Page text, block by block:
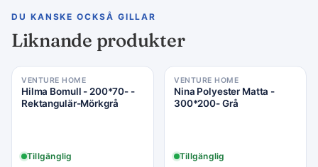
DU KANSKE OCKSÅ GILLAR
Liknande produkter
VENTURE HOME
Hilma Bomull - 200*70- -
Rektangulär-Mörkgrå
Tillgänglig
VENTURE HOME
Nina Polyester Matta -
300*200- Grå
Tillgänglig